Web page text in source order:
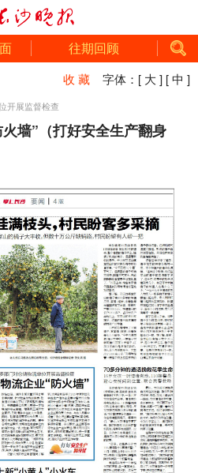
往期回顾
收 藏 字体： [ 大 ] [ 中 ]
开展监督检查
墙”（打好安全生产翻身